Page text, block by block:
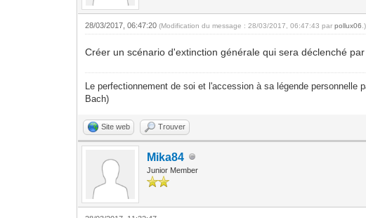
28/03/2017, 06:47:20(Modification du message : 28/03/2017, 06:47:43 parpollux06 .)
Créer un scénario d'extinction générale qui sera déclenché
Le perfectionnement de soi et l'accession à sa légende
Bach)
Site web Trouver
Mika84
Junior Member